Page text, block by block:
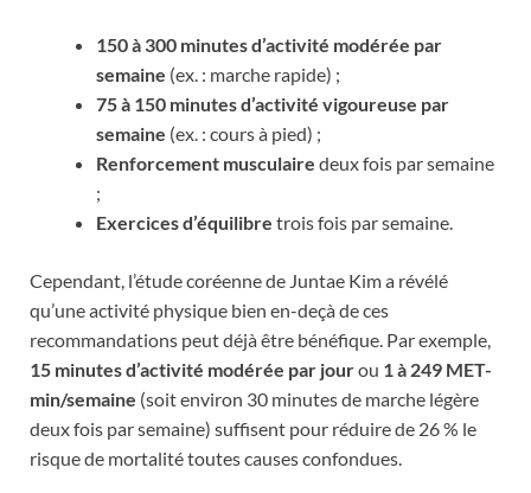
150 à 300 minutes d’activité modérée par
semaine (ex. : marche rapide) ;
75 à 150 minutes d’activité vigoureuse par
semaine (ex. : cours à pied) ;
Renforcement musculaire deux fois par semaine
;
Exercices d’équilibre trois fois par semaine.
Cependant, l’étude coréenne de Juntae Kim a révélé
qu’une activité physique bien en-deçà de ces
recommandations peut déjà être bénéfique. Par exemple,
15 minutes d’activité modérée par jourou 1 à 249 MET-
min/semaine (soit environ 30 minutes de marche légère
deux fois par semaine) suffisent pour réduire de 26 % le
risque de mortalité toutes causes confondues.